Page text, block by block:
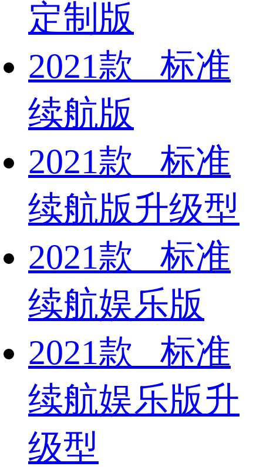
定制版
2021款 标准
续航版
2021款 标准
续航版升级型
2021款 标准
续航娱乐版
2021款 标准
续航娱乐版升
级型